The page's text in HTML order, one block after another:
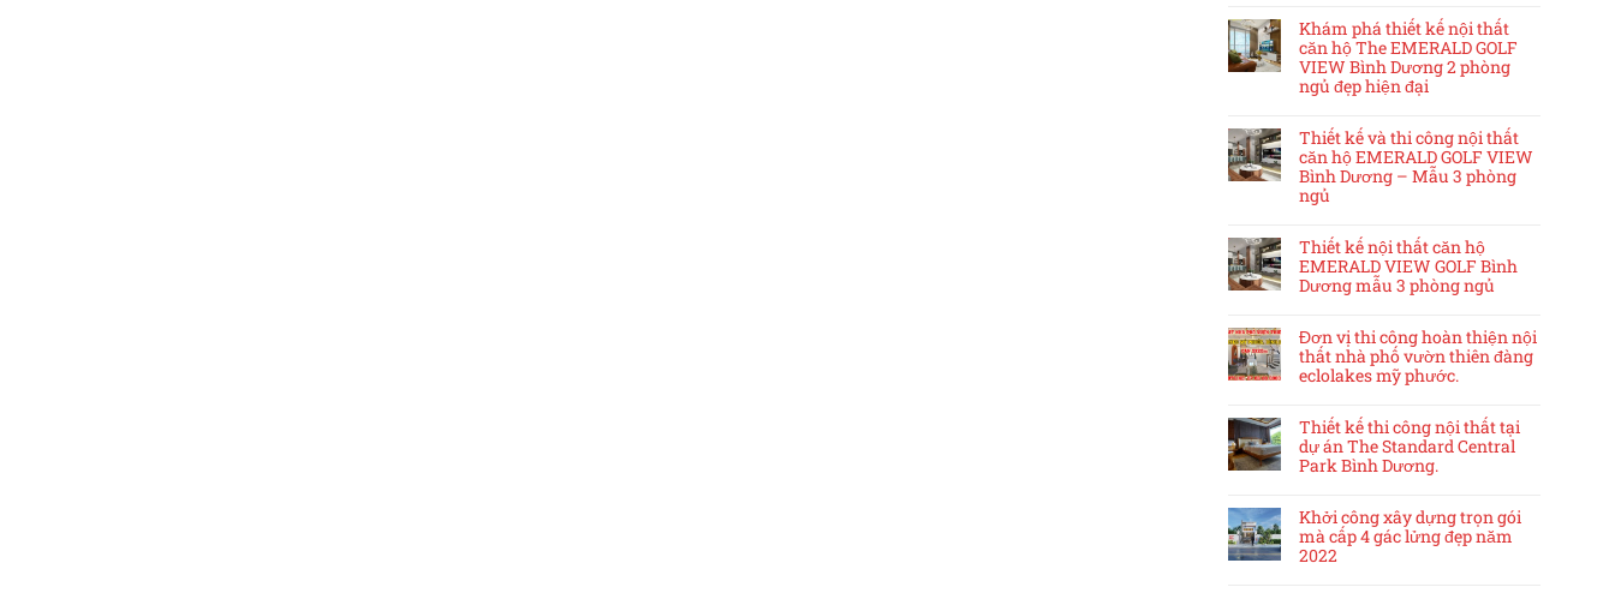
Khám phá thiết kế nội thất
căn hộ The EMERALD GOLF
VIEW Bình Dương 2 phòng
ngủ đẹp hiện đại
Thiết kế và thi công nội thất
căn hộ EMERALD GOLF VIEW
Bình Dương – Mẫu 3 phòng
ngủ
Thiết kế nội thất căn hộ
EMERALD VIEW GOLF Bình
Dương mẫu 3 phòng ngủ
Đơn vị thi công hoàn thiện nội
thất nhà phố vườn thiên đàng
eclolakes mỹ phước.
Thiết kế thi công nội thất tại
dự án The Standard Central
Park Bình Dương.
Khởi công xây dựng trọn gói
mà cấp 4 gác lửng đẹp năm
2022